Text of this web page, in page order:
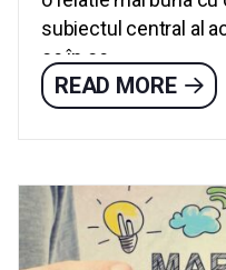
subiectul central al
ce în ce...
READ MORE